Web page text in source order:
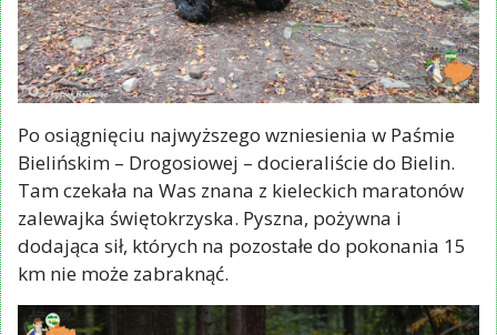
Po osiągnięciu najwyższego wzniesienia w Paśmie
Bielińskim – Drogosiowej – docieraliście do Bielin.
Tam czekała na Was znana z kieleckich maratonów
zalewajka świętokrzyska. Pyszna, pożywna i
dodająca sił, których na pozostałe do pokonania 15
km nie może zabraknąć.